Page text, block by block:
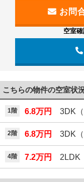
空室
こちらの物件の空室状
1階 6.8万円 3DK（
2階 6.8万円 3DK（
4階 7.2万円 2LDK